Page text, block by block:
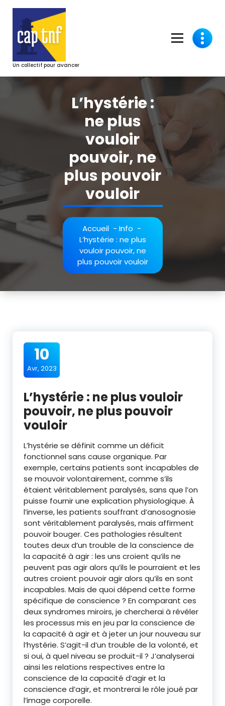
contenu
Un collectif pour avancer
L’hystérie :
ne plus
vouloir
pouvoir, ne
plus pouvoir
vouloir
Accueil- Info -
L’hystérie : ne plus
vouloir pouvoir, ne
plus pouvoir vouloir
10
Avr, 2023
L’hystérie : ne plus vouloir
pouvoir, ne plus pouvoir
vouloir
L’hystérie se définit comme un déficit
fonctionnel sans cause organique. Par
exemple, certains patients sont incapables de
se mouvoir volontairement, comme s’ils
étaient véritablement paralysés, sans que l’on
puisse fournir une explication physiologique. À
l’inverse, les patients souffrant d’anosognosie
sont véritablement paralysés, mais affirment
pouvoir bouger. Ces pathologies résultent
toutes deux d’un trouble de la conscience de
la capacité à agir : les uns croient qu’ils ne
peuvent pas agir alors qu’ils le pourraient et les
autres croient pouvoir agir alors qu’ils en sont
incapables. Mais de quoi dépend cette forme
spécifique de conscience ? En comparant ces
deux syndromes miroirs, je chercherai à révéler
les processus mis en jeu par la conscience de
la capacité à agir et à jeter un jour nouveau sur
l’hystérie. S’agit-il d’un trouble de la volonté, et
si oui, à quel niveau se produit-il ? J’analyserai
ainsi les relations respectives entre la
conscience de la capacité d’agir et la
conscience d’agir, et montrerai le rôle joué par
l’image corporelle.